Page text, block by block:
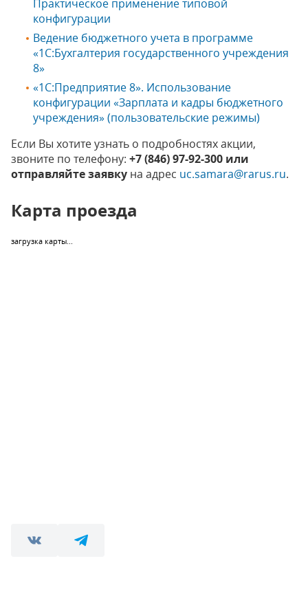
Практическое применение типовой
конфигурации
Ведение бюджетного учета в программе
«1С:Бухгалтерия государственного учреждения
8»
«1С:Предприятие 8». Использование
конфигурации «Зарплата и кадры бюджетного
учреждения» (пользовательские режимы)
Если Вы хотите узнать о подробностях акции,
звоните по телефону: +7 (846) 97-92-300 или
отправляйте заявку на адрес uc.samara@rarus.ru.
Карта проезда
загрузка карты...